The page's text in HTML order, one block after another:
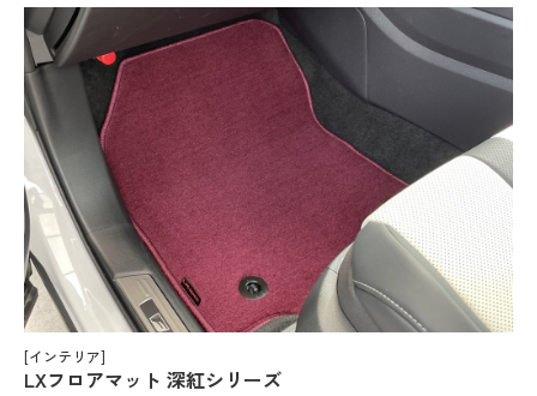
[インテリア]
LXフロアマット 深紅シリーズ